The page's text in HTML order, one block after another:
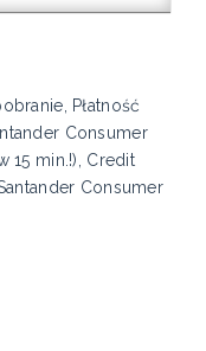
Płatność
Consumer
15 min.!), Credit
Consumer